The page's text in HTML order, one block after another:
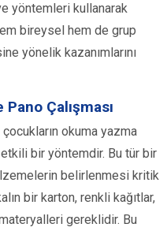
yöntemleri kullanarak
bireysel hem de grup
yönelik kazanımlarını
Pano Çalışması
okuma yazma
bir yöntemdir. Bu tür bir
belirlenmesi kritik
bir karton, renkli kağıtlar,
gereklidir. Bu